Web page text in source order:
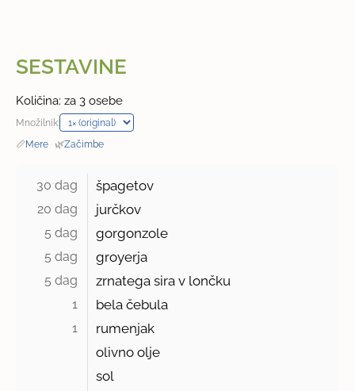
SESTAVINE
Količina: za 3 osebe
Množilnik:
📏Mere · 🌿Začimbe
30 dag špagetov
20 dag jurčkov
5 dag gorgonzole
5 dag groyerja
5 dag zrnatega sira v lončku
1 bela čebula
1
rumenjak
olivno olje
sol